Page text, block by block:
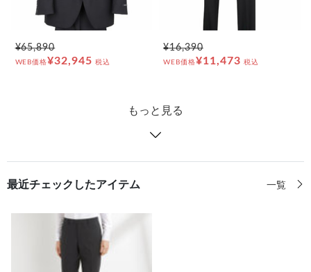
¥65,890
WEB価格¥32,945 税込
¥16,390
WEB価格¥11,473 税込
もっと見る
最近チェックしたアイテム 一覧